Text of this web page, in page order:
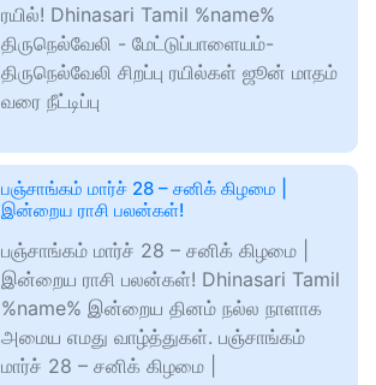
ரயில்! Dhinasari Tamil %name%
திருநெல்வேலி - மேட்டுப்பாளையம்-
திருநெல்வேலி சிறப்பு ரயில்கள் ஜூன் மாதம்
வரை நீட்டிப்பு
பஞ்சாங்கம் மார்ச் 28 – சனிக் கிழமை |
இன்றைய ராசி பலன்கள்!
பஞ்சாங்கம் மார்ச் 28 – சனிக் கிழமை |
இன்றைய ராசி பலன்கள்! Dhinasari Tamil
%name% இன்றைய தினம் நல்ல நாளாக
அமைய எமது வாழ்த்துகள். பஞ்சாங்கம்
மார்ச் 28 – சனிக் கிழமை |